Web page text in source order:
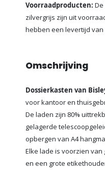
Voorraadproducten:
zilvergrijs zijn uit
hebben een levertijd van
Omschrijving
Dossierkasten van
voor kantoor en
De laden zijn 80%
gelagerde
opbergen van A4
Elke lade is voorzien
en een grote